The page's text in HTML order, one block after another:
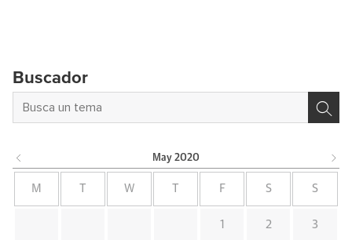
Buscador
May 2020
M W F S S
1 2 3